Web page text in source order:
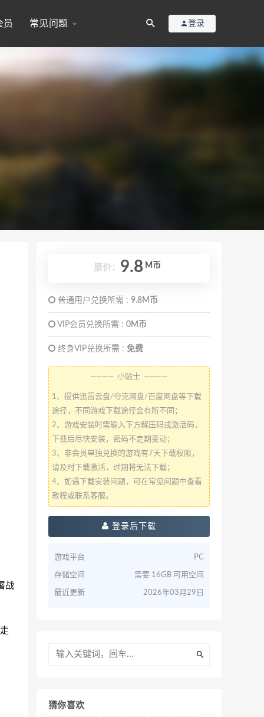
员 常见问题 登录
战
原价： 9.8 M币
普通用户兑换所需 : 9.8M币
VIP会员兑换所需 : 0M币
终身VIP兑换所需 : 免费
———— 小贴士 ————
1、提供迅雷云盘/夸克网盘/百度网盘等下载
途径，不同游戏下载途径会有所不同；
2、游戏安装时需输入下方解压码或激活码，
下载后尽快安装，密码不定期变动；
3、非会员单独兑换的游戏有7天下载权限，
请及时下载激活，过期将无法下载；
4、如遇下载安装问题，可在常见问题中查看
教程或联系客服。
登录后下载
游戏平台 PC
存储空间 需要 16GB 可用空间
最近更新 2026年03月29日
猜你喜欢